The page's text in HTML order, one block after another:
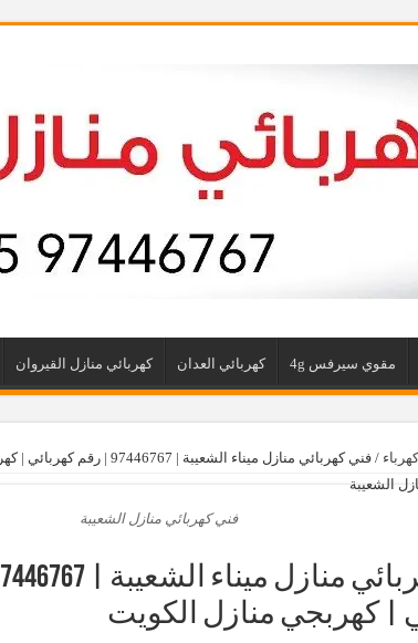
مقوي سيرفس 4g كهربائي العدان كهربائي منازل القيروان
/ فني كهربائي منازل ميناء الشعيبة | 97446767‬ | رقم كهربائي | كهربجي منازل الكويت
فني كهربائي منازل الشعيبة
| كهربجي منازل الكويت